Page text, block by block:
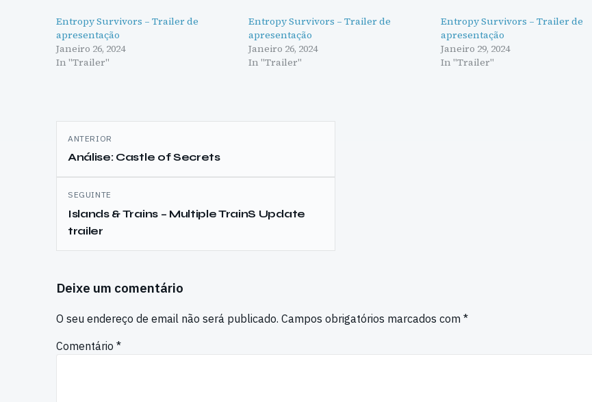
Entropy Survivors – Trailer de
apresentação
Janeiro 26, 2024
In "Trailer"
Entropy Survivors – Trailer de
apresentação
Janeiro 26, 2024
In "Trailer"
Entropy Survivors – Trailer de
apresentação
Janeiro 29, 2024
In "Trailer"
Navegação
de
artigos
ANTERIOR
Análise: Castle of Secrets
SEGUINTE
Islands & Trains – Multiple TrainS Update
trailer
Deixe um comentário
O seu endereço de email não será publicado. Campos obrigatórios marcados com *
Comentário *